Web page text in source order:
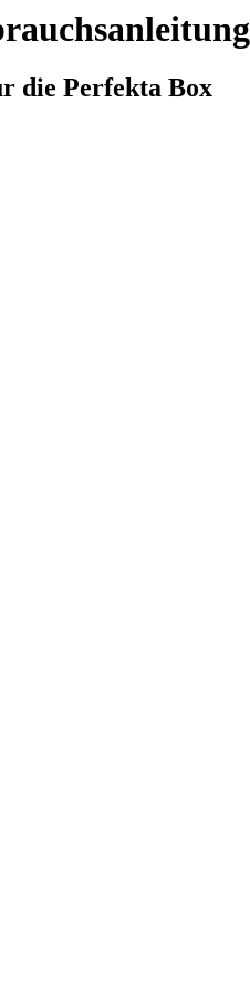
die Perfekta Box